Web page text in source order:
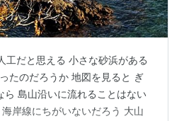
だと思える 小さな砂浜がある
たのだろうか 地図を見ると ぎ
ら 島山沿いに流れることはない
岸線にちがいないだろう 大山